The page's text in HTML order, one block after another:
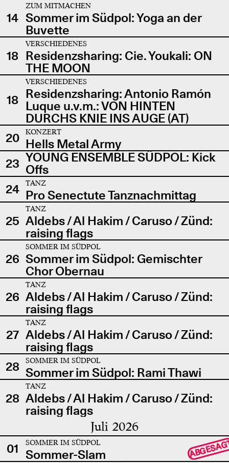
14
ZUM MITMACHEN
Sommer im Südpol: Yoga an der
Buvette
18
VERSCHIEDENES
Residenzsharing: Cie. Youkali: ON
THE MOON
18
VERSCHIEDENES
Residenzsharing: Antonio Ramón
Luque u.v.m.: VON HINTEN
DURCHS KNIE INS AUGE (AT)
20
KONZERT
Hells Metal Army
23 YOUNG ENSEMBLE SÜDPOL: Kick
Offs
24
TANZ
Pro Senectute Tanznachmittag
25
TANZ
Aldebs / Al Hakim / Caruso / Zünd:
raising flags
26
SOMMER IM SÜDPOL
Sommer im Südpol: Gemischter
Chor Obernau
26
TANZ
Aldebs / Al Hakim / Caruso / Zünd:
raising flags
27
TANZ
Aldebs / Al Hakim / Caruso / Zünd:
raising flags
28
SOMMER IM SÜDPOL
Sommer im Südpol: Rami Thawi
28
TANZ
Aldebs / Al Hakim / Caruso / Zünd:
raising flags
Juli 2026
01 SOMMER IM SÜDPOL
Sommer-Slam